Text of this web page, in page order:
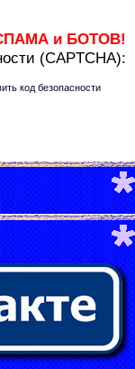
и БОТОВ!
(CAPTCHA):